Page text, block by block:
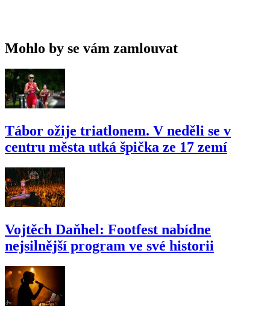
Mohlo by se vám zamlouvat
Tábor ožije triatlonem. V neděli se v
centru města utká špička ze 17 zemí
Vojtěch Daňhel: Footfest nabídne
nejsilnější program ve své historii